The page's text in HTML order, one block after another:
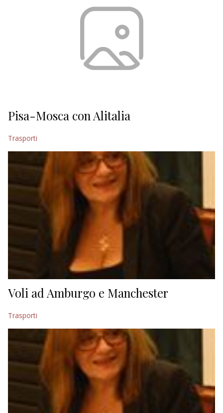
Pisa-Mosca con Alitalia
Trasporti
Voli ad Amburgo e Manchester
Trasporti